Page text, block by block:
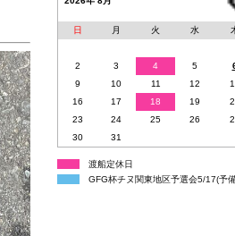
日 月 火 水
2
3 4 5
9
10 11 12
16
17 18 19
23
24 25 26
30
31
渡船定休日
GFG杯チヌ関東地区予選会5/17(予